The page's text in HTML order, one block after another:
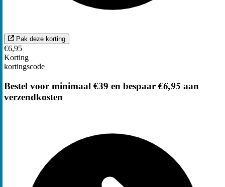
Pak deze korting
€6,95
Korting
kortingscode
Bestel voor minimaal €39 en bespaar €6,95 aan
verzendkosten